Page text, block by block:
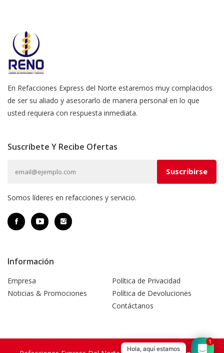
En Refacciones Express del Norte estaremos muy complacidos
de ser su aliado y asesorarlo de manera personal en lo que
usted requiera con respuesta inmediata.
Suscríbete Y Recibe Ofertas
Somos líderes en refacciones y servicio.
Información
Empresa
Noticias & Promociones
Política de Privacidad
Política de Devoluciones
Contáctanos
Hola, aquí estamos
1